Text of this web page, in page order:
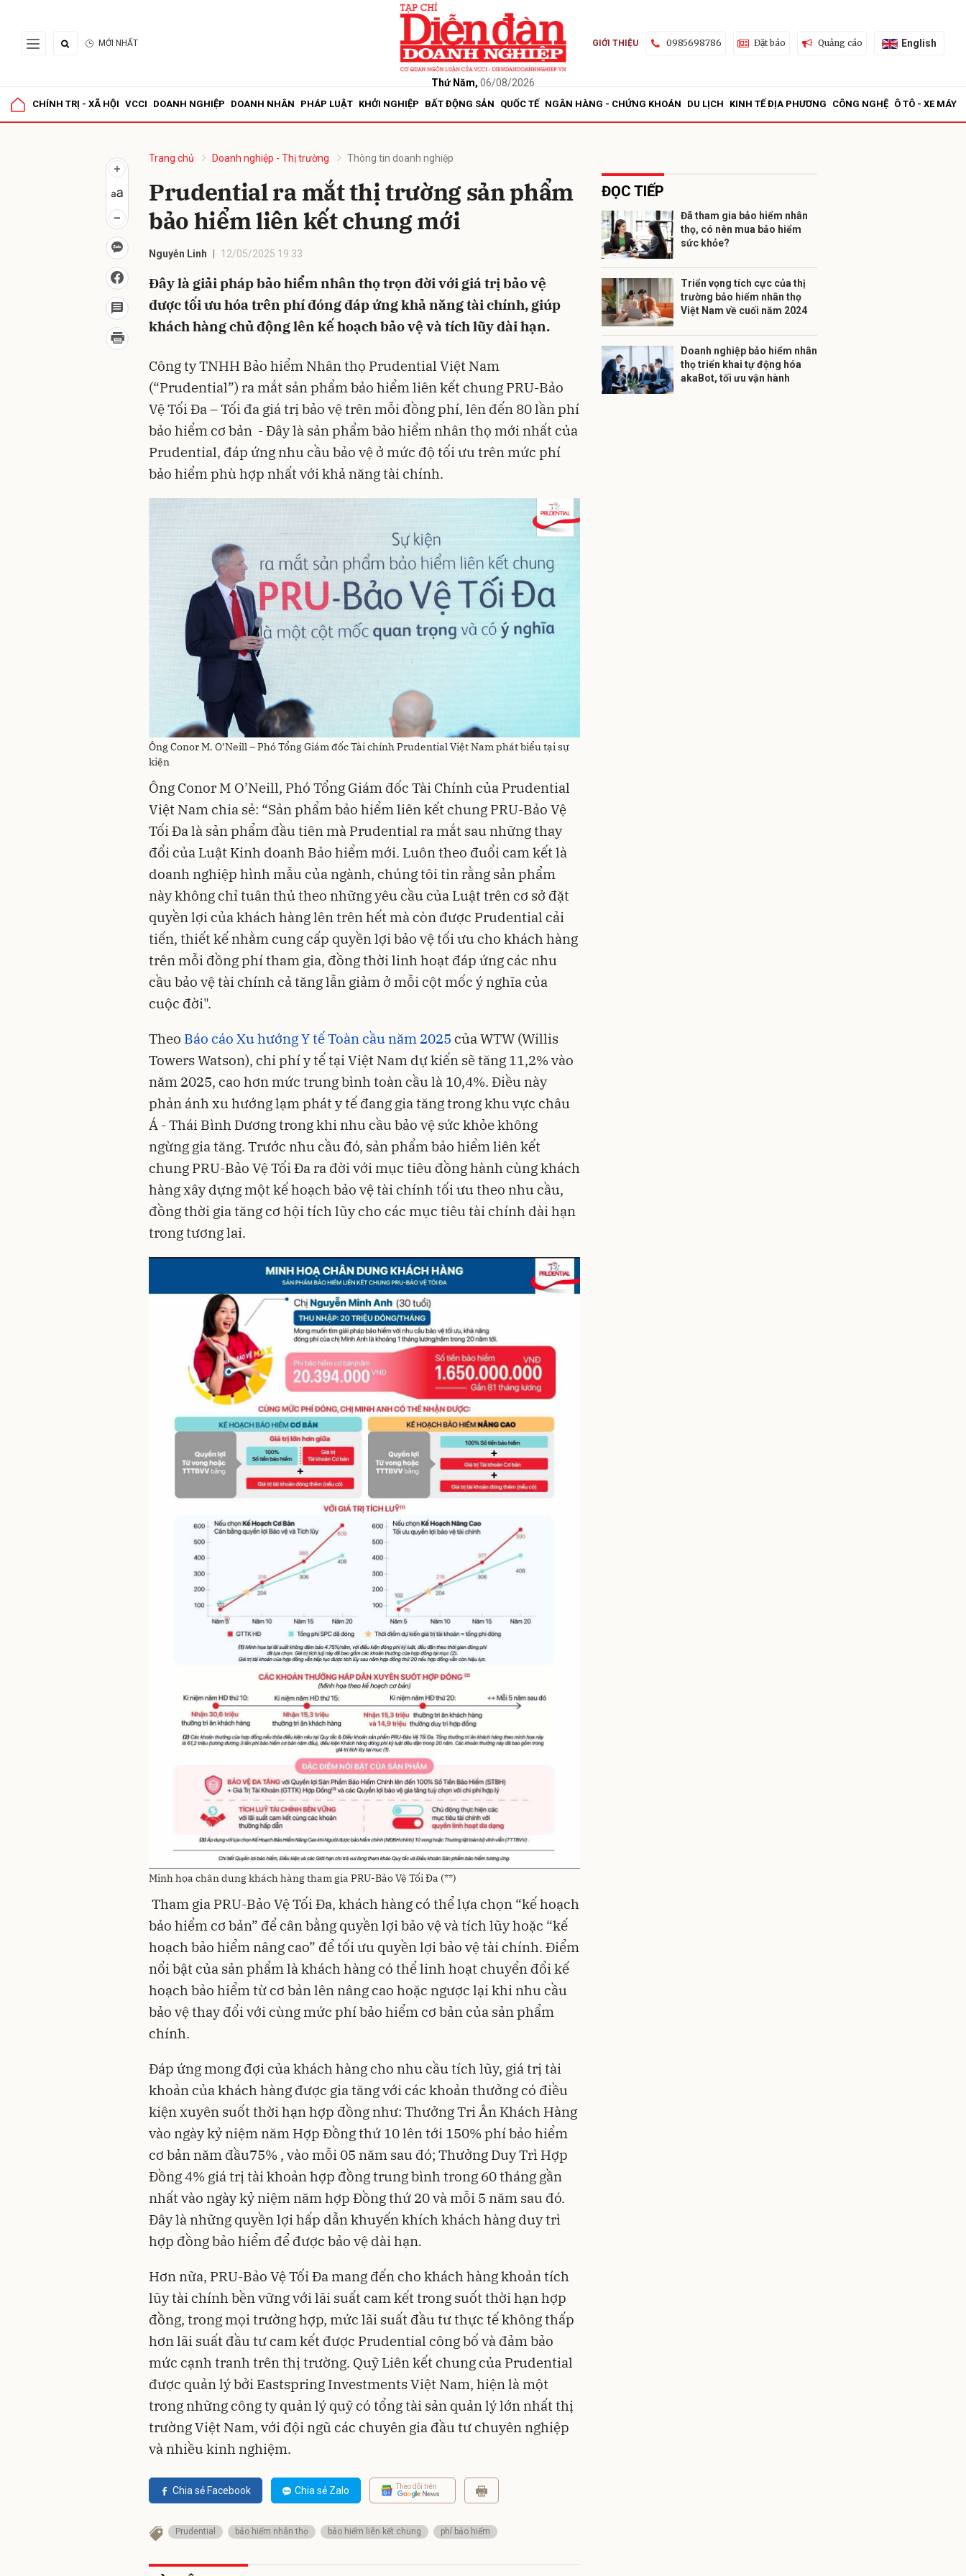
MỚI NHẤT
Thứ Năm, 06/08/2026
GIỚI THIỆU 0985698786 Đặt báo Quảng cáo English
CHÍNH TRỊ - XÃ HỘI VCCI DOANH NGHIỆP DOANH NHÂN PHÁP LUẬT KHỞI NGHIỆP BẤT ĐỘNG SẢN QUỐC TẾ NGÂN HÀNG - CHỨNG KHOÁN DU LỊCH KINH TẾ ĐỊA PHƯƠNG CÔNG NGHỆ Ô TÔ - XE MÁY
Trang chủ Doanh nghiệp - Thị trường Thông tin doanh nghiệp
Nguyễn Linh 12/05/2025 19:33
được tối ưu hóa trên phí đóng đáp ứng khả năng tài chính, giúp
Công ty TNHH Bảo hiểm Nhân thọ Prudential Việt Nam
(“Prudential”) ra mắt ‏‏sản phẩm bảo hiểm liên kết chung PRU-Bảo
Vệ Tối Đa – Tối đa giá trị bảo vệ trên mỗi đồng phí, lên đến 80 lần phí
bảo hiểm cơ bản ‏‏-‏‏ ‏‏ Đây là sản phẩm bảo hiểm nhân thọ mới nhất của
Prudential, đáp ứng nhu cầu bảo vệ ở mức độ tối ưu trên mức phí
bảo hiểm phù hợp nhất với khả năng tài chính.
Ông Conor M. O’Neill – Phó Tổng Giám đốc Tài chính Prudential Việt Nam phát biểu tại sự
kiện
Việt Nam chia sẻ: “Sản phẩm bảo hiểm liên kết chung PRU-Bảo Vệ
Tối Đa là sản phẩm đầu tiên mà Prudential ra mắt sau những thay
đổi của Luật Kinh doanh Bảo hiểm mới. Luôn theo đuổi cam kết là
doanh nghiệp hình mẫu của ngành, chúng tôi tin rằng sản phẩm
này không chỉ tuân thủ theo những yêu cầu của Luật trên cơ sở đặt
quyền lợi của khách hàng lên trên hết mà còn được Prudential cải
tiến, thiết kế nhằm cung cấp quyền lợi bảo vệ tối ưu cho khách hàng
trên mỗi đồng phí tham gia, đồng thời linh hoạt đáp ứng các nhu
cầu bảo vệ tài chính cả tăng lẫn giảm ở mỗi cột mốc ý nghĩa của
Towers Watson), chi phí y tế tại Việt Nam dự kiến sẽ tăng 11,2% vào
năm 2025, cao hơn mức trung bình toàn cầu là 10,4%. Điều này
phản ánh xu hướng lạm phát y tế đang gia tăng trong khu vực châu
Á - Thái Bình Dương trong khi nhu cầu bảo vệ sức khỏe không
ngừng gia tăng. Trước nhu cầu đó, sản phẩm bảo hiểm liên kết
chung PRU-Bảo Vệ Tối Đa ra đời với mục tiêu đồng hành cùng khách
hàng xây dựng một kế hoạch bảo vệ tài chính tối ưu theo nhu cầu,
đồng thời gia tăng cơ hội tích lũy cho các mục tiêu tài chính dài hạn
bảo hiểm cơ bản”‏‏ để cân bằng quyền lợi bảo vệ và tích lũy hoặc ‏‏“kế
hoạch bảo hiểm nâng cao”‏‏ để tối ưu quyền lợi bảo vệ tài chính. Điểm
nổi bật của sản phẩm là khách hàng có thể ‏‏linh hoạt chuyển đổi kế
hoạch bảo hiểm‏‏ từ cơ bản lên nâng cao hoặc ngược lại khi nhu cầu
bảo vệ thay đổi ‏‏với cùng mức phí bảo hiểm cơ bản của sản phẩm
khoản của khách hàng được gia tăng với các khoản thưởng có điều
kiện xuyên suốt thời hạn hợp đồng như: Thưởng Tri Ân Khách Hàng
vào ngày kỷ niệm năm Hợp Đồng thứ ‏‏10 lên tới 150% phí bảo hiểm
cơ bản năm đầu‏‏, ‏‏75% vào‏‏ ‏‏mỗi 05 năm‏‏ sau đó; Thưởng Duy Trì Hợp
Đồng 4% giá trị tài khoản hợp đồng trung bình trong 60 tháng gần
nhất vào ngày kỷ niệm năm hợp Đồng thứ 20 và mỗi 5 năm sau đó.
Đây là những quyền lợi hấp dẫn khuyến khích khách hàng duy trì
lũy tài chính bền vững với lãi suất cam kết trong suốt thời hạn hợp
đồng, trong mọi trường hợp, mức lãi suất đầu tư thực tế không thấp
hơn lãi suất đầu tư cam kết được Prudential công bố và đảm bảo
mức cạnh tranh trên thị trường. Quỹ Liên kết chung của Prudential
được quản lý bởi Eastspring Investments Việt Nam, hiện là một
trong những công ty quản lý quỹ có tổng tài sản quản lý lớn nhất thị
trường Việt Nam, với đội ngũ các chuyên gia đầu tư chuyên nghiệp
Chia sẻ Facebook Chia sẻ Zalo Theo dõi trên
Prudential bảo hiểm nhân thọ bảo hiểm liên kết chung phí bảo hiểm
ĐỌC TIẾP
Đã tham gia bảo hiểm nhân
thọ, có nên mua bảo hiểm
sức khỏe?
Triển vọng tích cực của thị
trường bảo hiểm nhân thọ
Việt Nam về cuối năm 2024
Doanh nghiệp bảo hiểm nhân
thọ triển khai tự động hóa
akaBot, tối ưu vận hành
Gửi